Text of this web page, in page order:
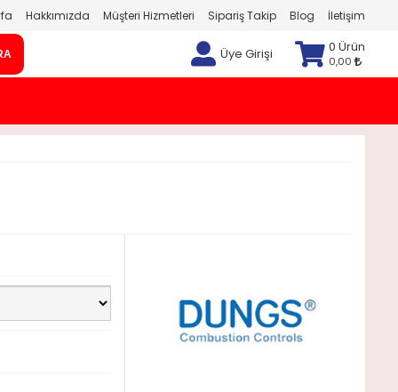
Hakkımızda Müşteri Hizmetleri Sipariş Takip Blog İletişim
Üye Girişi 0 Ürün
0,00